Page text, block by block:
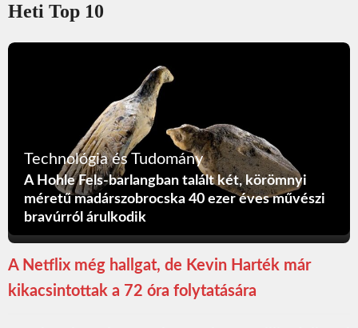
Heti Top 10
Technológia és Tudomány
A Hohle Fels-barlangban talált két, körömnyi
méretű madárszobrocska 40 ezer éves művészi
bravúrról árulkodik
A Netflix még hallgat, de Kevin Harték már
kikacsintottak a 72 óra folytatására